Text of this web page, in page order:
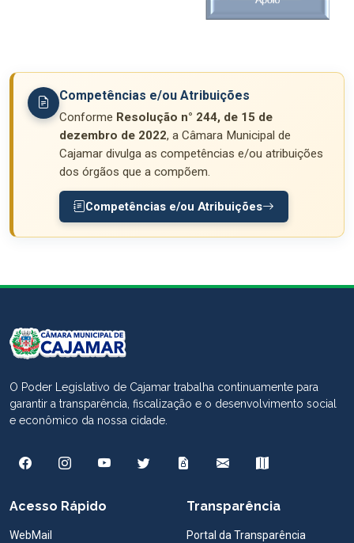
Competências e/ou Atribuições
Conforme Resolução n° 244, de 15 de
dezembro de 2022, a Câmara Municipal de
Cajamar divulga as competências e/ou atribuições
dos órgãos que a compõem.
Competências e/ou Atribuições
O Poder Legislativo de Cajamar trabalha continuamente para
garantir a transparência, fiscalização e o desenvolvimento social
e econômico da nossa cidade.
Acesso Rápido
WebMail
Transparência
Portal da Transparência